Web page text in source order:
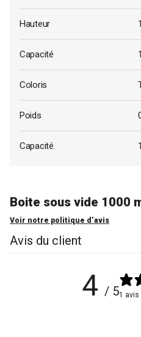
Hauteur
Capacité
Coloris
Poids
Capacité
Boite sous vide 1000
Voir notre politique d’avis
Avis du client
4 / 51 avis